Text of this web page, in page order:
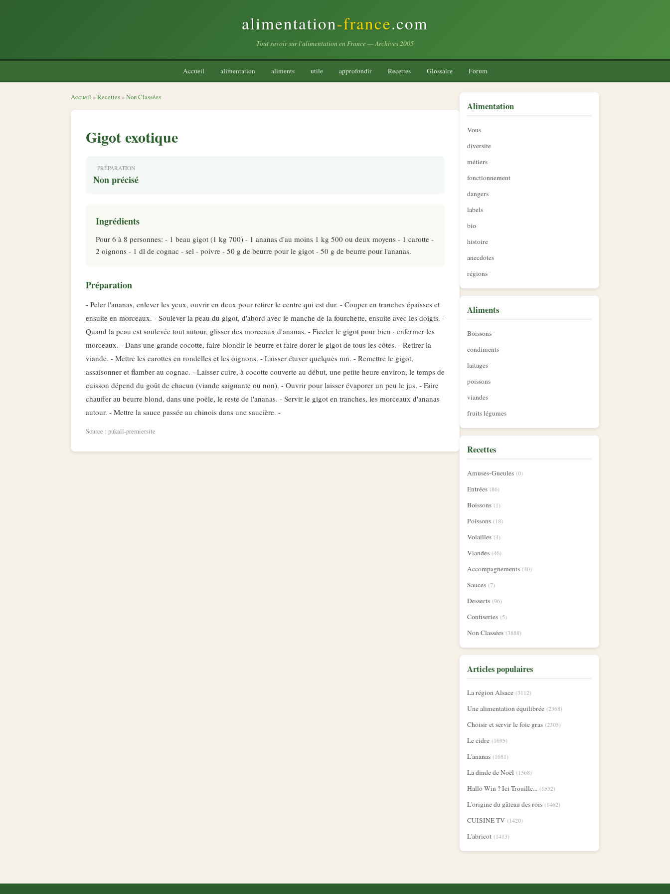
alimentation-france.com
Tout savoir sur l'alimentation en France — Archives 2005
Accueil alimentation aliments utile approfondir Recettes Glossaire Forum
Accueil »Recettes »Non Classées
Gigot exotique
PRÉPARATION
Non précisé
Ingrédients
Pour 6 à 8 personnes: - 1 beau gigot (1 kg 700) - 1 ananas d'au moins 1 kg 500 ou deux moyens - 1 carotte -
2 oignons - 1 dl de cognac - sel - poivre - 50 g de beurre pour le gigot - 50 g de beurre pour l'ananas.
Préparation
- Peler l'ananas, enlever les yeux, ouvrir en deux pour retirer le centre qui est dur. - Couper en tranches épaisses et
ensuite en morceaux. - Soulever la peau du gigot, d'abord avec le manche de la fourchette, ensuite avec les doigts. -
Quand la peau est soulevée tout autour, glisser des morceaux d'ananas. - Ficeler le gigot pour bien · enfermer les
morceaux. - Dans une grande cocotte, faire blondir le beurre et faire dorer le gigot de tous les côtes. - Retirer la
viande. - Mettre les carottes en rondelles et les oignons. - Laisser étuver quelques mn. - Remettre le gigot,
assaisonner et flamber au cognac. - Laisser cuire, à cocotte couverte au début, une petite heure environ, le temps de
cuisson dépend du goût de chacun (viande saignante ou non). - Ouvrir pour laisser évaporer un peu le jus. - Faire
chauffer au beurre blond, dans une poêle, le reste de l'ananas. - Servir le gigot en tranches, les morceaux d'ananas
autour. - Mettre la sauce passée au chinois dans une saucière. -
Source : pukall-premiersite
Alimentation
Vous
diversite
métiers
fonctionnement
dangers
labels
bio
histoire
anecdotes
régions
Aliments
Boissons
condiments
laitages
poissons
viandes
fruits légumes
Recettes
Amuses-Gueules (0)
Entrées (86)
Boissons (1)
Poissons (18)
Volailles (4)
Viandes (46)
Accompagnements (40)
Sauces (7)
Desserts (96)
Confiseries (5)
Non Classées (3888)
Articles populaires
La région Alsace (3112)
Une alimentation équilibrée (2368)
Choisir et servir le foie gras (2305)
Le cidre (1695)
L'ananas (1681)
La dinde de Noël (1568)
Hallo Win ? Ici Trouille... (1532)
L'origine du gâteau des rois (1462)
CUISINE TV (1420)
L'abricot (1413)